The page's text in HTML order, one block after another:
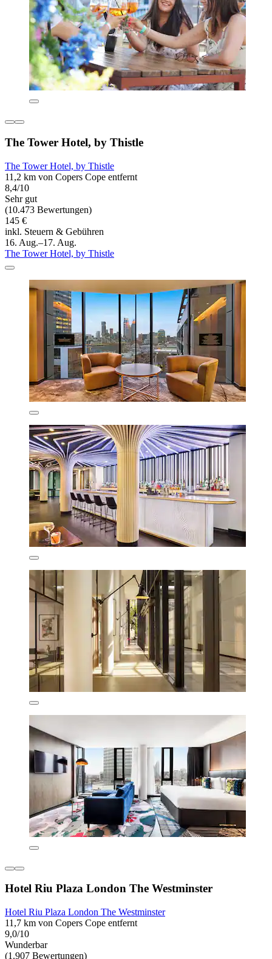
The Tower Hotel, by Thistle
The Tower Hotel, by Thistle
11,2 km von Copers Cope entfernt
8,4/10
Sehr gut
(10.473 Bewertungen)
145 €
inkl. Steuern & Gebühren
16. Aug.–17. Aug.
The Tower Hotel, by Thistle
Hotel Riu Plaza London The Westminster
Hotel Riu Plaza London The Westminster
11,7 km von Copers Cope entfernt
9,0/10
Wunderbar
(1.907 Bewertungen)